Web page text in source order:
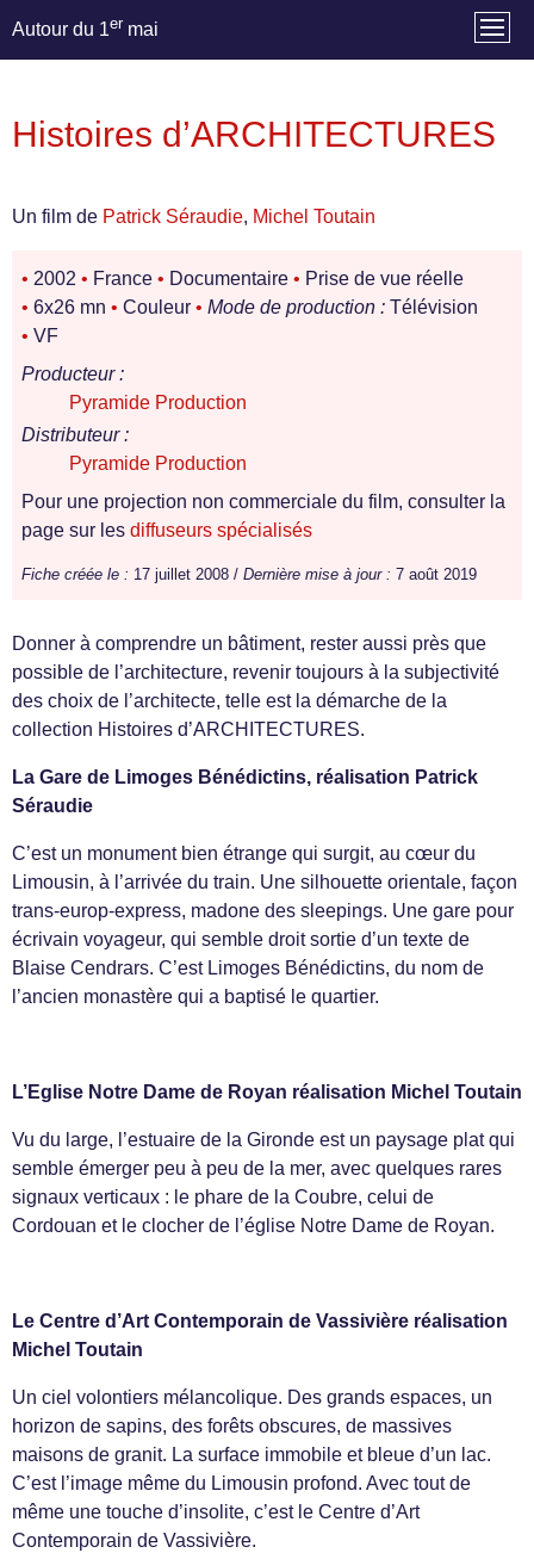
Autour du 1er mai
Histoires d’ARCHITECTURES
Un film de Patrick Séraudie, Michel Toutain
• 2002 • France • Documentaire • Prise de vue réelle
• 6x26 mn • Couleur • Mode de production : Télévision
• VF
Producteur :
Pyramide Production
Distributeur :
Pyramide Production
Pour une projection non commerciale du film, consulter la
page sur les diffuseurs spécialisés
Fiche créée le : 17 juillet 2008 / Dernière mise à jour : 7 août 2019
Donner à comprendre un bâtiment, rester aussi près que
possible de l’architecture, revenir toujours à la subjectivité
des choix de l’architecte, telle est la démarche de la
collection Histoires d’ARCHITECTURES.
La Gare de Limoges Bénédictins, réalisation Patrick
Séraudie
C’est un monument bien étrange qui surgit, au cœur du
Limousin, à l’arrivée du train. Une silhouette orientale, façon
trans-europ-express, madone des sleepings. Une gare pour
écrivain voyageur, qui semble droit sortie d’un texte de
Blaise Cendrars. C’est Limoges Bénédictins, du nom de
l’ancien monastère qui a baptisé le quartier.
L’Eglise Notre Dame de Royan réalisation Michel Toutain
Vu du large, l’estuaire de la Gironde est un paysage plat qui
semble émerger peu à peu de la mer, avec quelques rares
signaux verticaux : le phare de la Coubre, celui de
Cordouan et le clocher de l’église Notre Dame de Royan.
Le Centre d’Art Contemporain de Vassivière réalisation
Michel Toutain
Un ciel volontiers mélancolique. Des grands espaces, un
horizon de sapins, des forêts obscures, de massives
maisons de granit. La surface immobile et bleue d’un lac.
C’est l’image même du Limousin profond. Avec tout de
même une touche d’insolite, c’est le Centre d’Art
Contemporain de Vassivière.